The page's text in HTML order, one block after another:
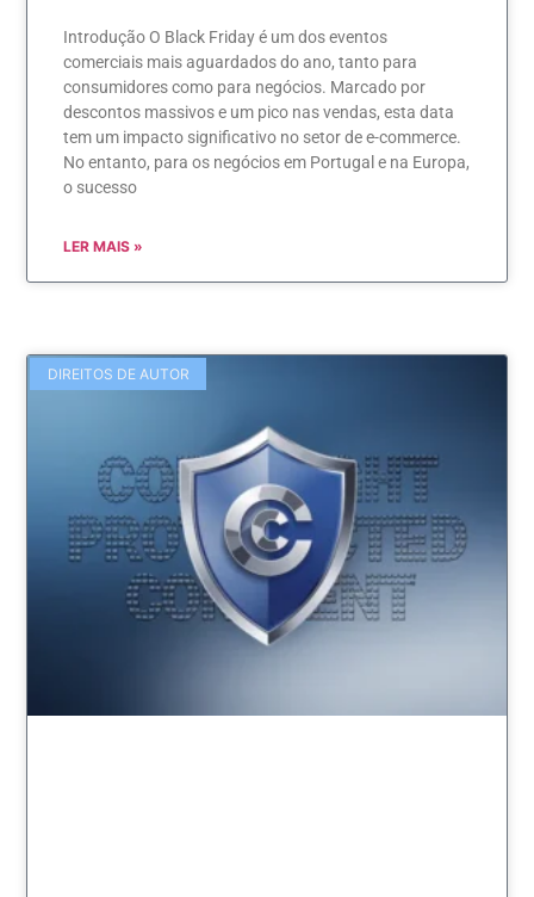
Introdução O Black Friday é um dos eventos
comerciais mais aguardados do ano, tanto para
consumidores como para negócios. Marcado por
descontos massivos e um pico nas vendas, esta data
tem um impacto significativo no setor de e-commerce.
No entanto, para os negócios em Portugal e na Europa,
o sucesso
LER MAIS »
DIREITOS DE AUTOR